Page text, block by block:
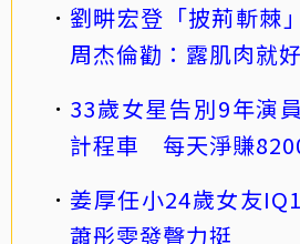
劉畊宏登「披荊斬
周杰倫勸：露肌肉就好
33歲女星告別9年演
計程車 每天淨賺
姜厚任小24歲女友
蕭彤雯發聲力挺